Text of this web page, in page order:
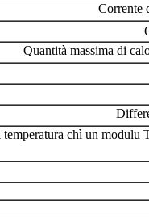
Corrente
Quantità massima di
chì un modulu